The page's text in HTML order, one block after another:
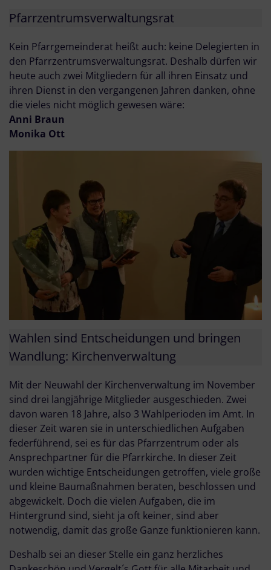
Pfarrzentrumsverwaltungsrat
Kein Pfarrgemeinderat heißt auch: keine Delegierten in
den Pfarrzentrumsverwaltungsrat. Deshalb dürfen wir
heute auch zwei Mitgliedern für all ihren Einsatz und
ihren Dienst in den vergangenen Jahren danken, ohne
die vieles nicht möglich gewesen wäre:
Anni Braun
Monika Ott
Wahlen sind Entscheidungen und bringen
Wandlung: Kirchenverwaltung
Mit der Neuwahl der Kirchenverwaltung im November
sind drei langjährige Mitglieder ausgeschieden. Zwei
davon waren 18 Jahre, also 3 Wahlperioden im Amt. In
dieser Zeit waren sie in unterschiedlichen Aufgaben
federführend, sei es für das Pfarrzentrum oder als
Ansprechpartner für die Pfarrkirche. In dieser Zeit
wurden wichtige Entscheidungen getroffen, viele große
und kleine Baumaßnahmen beraten, beschlossen und
abgewickelt. Doch die vielen Aufgaben, die im
Hintergrund sind, sieht ja oft keiner, sind aber
notwendig, damit das große Ganze funktionieren kann.
Deshalb sei an dieser Stelle ein ganz herzliches